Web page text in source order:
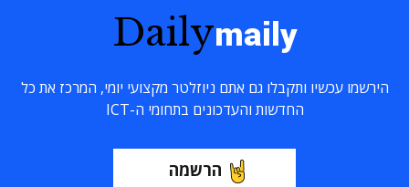
Dailymaily
הירשמו עכשיו ותקבלו גם אתם ניוזלטר מקצועי יומי, המרכז את כל
החדשות והעדכונים בתחומי ה-ICT
הרשמה